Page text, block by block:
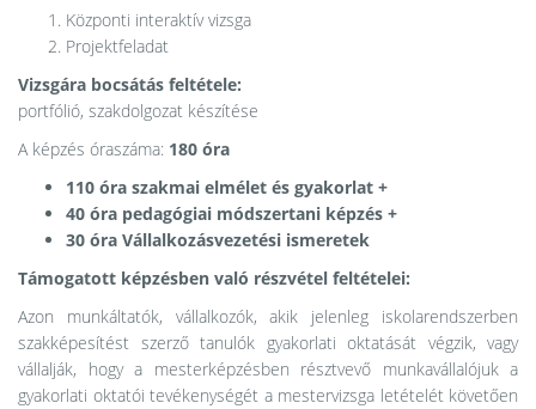
Központi interaktív vizsga
Projektfeladat
Vizsgára bocsátás feltétele:
portfólió, szakdolgozat készítése
A képzés óraszáma: 180 óra
110 óra szakmai elmélet és gyakorlat +
40 óra pedagógiai módszertani képzés +
30 óra Vállalkozásvezetési ismeretek
Támogatott képzésben való részvétel feltételei:
Azon munkáltatók, vállalkozók, akik jelenleg iskolarendszerben
szakképesítést szerző tanulók gyakorlati oktatását végzik, vagy
vállalják, hogy a mesterképzésben résztvevő munkavállalójuk a
gyakorlati oktatói tevékenységét a mestervizsga letételét követően